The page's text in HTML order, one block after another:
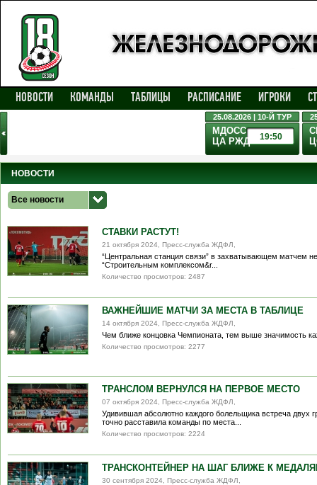
НОВОСТИ КОМАНДЫ ТАБЛИЦЫ РАСПИСАНИЕ ИГРОКИ
25.08.2026 | 10-Й ТУР
19:50
МДОСС
ЦА РЖД
НОВОСТИ
Все новости
СТАВКИ РАСТУТ!
21 октября 2024, Пресс-служба ЖДФЛ,
“Центральная станция связи” в захватывающем матчем
“Строительным комплексом&r...
Количество просмотров: 2487
ВАЖНЕЙШИЕ МАТЧИ ЗА МЕСТА В ТАБЛИЦЕ
14 октября 2024, Пресс-служба ЖДФЛ,
Чем ближе концовка Чемпионата, тем выше значимость
Количество просмотров: 2277
ТРАНСЛОМ ВЕРНУЛСЯ НА ПЕРВОЕ МЕСТО
07 октября 2024, Пресс-служба ЖДФЛ,
Удивившая абсолютно каждого болельщика встреча двух
точно расставила команды по места...
Количество просмотров: 2224
ТРАНСКОНТЕЙНЕР НА ШАГ БЛИЖЕ К
30 сентября 2024, Пресс-служба ЖДФЛ,